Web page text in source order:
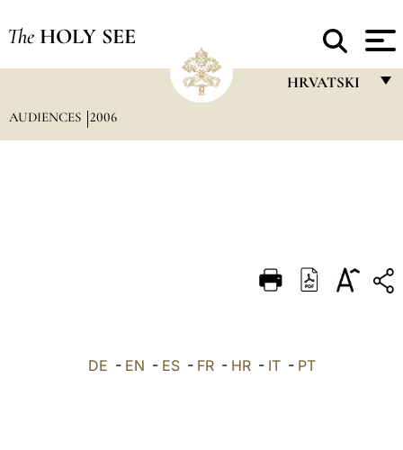
The HOLY SEE
HRVATSKI
DEUTSCH
العربيّة
AUDIENCES 2006
DE - EN - ES- FR- HR- IT- PT